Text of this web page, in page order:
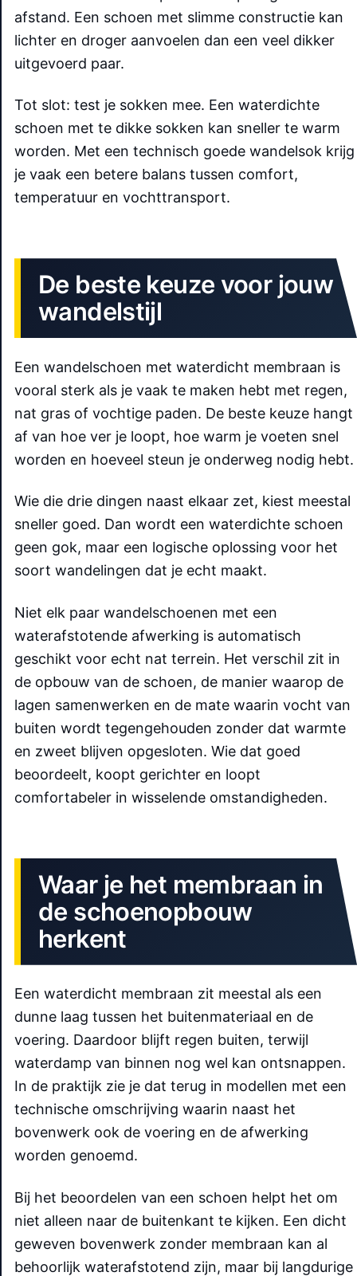
afstand. Een schoen met slimme constructie kan
lichter en droger aanvoelen dan een veel dikker
uitgevoerd paar.
Tot slot: test je sokken mee. Een waterdichte
schoen met te dikke sokken kan sneller te warm
worden. Met een technisch goede wandelsok krijg
je vaak een betere balans tussen comfort,
temperatuur en vochttransport.
De beste keuze voor jouw
wandelstijl
Een wandelschoen met waterdicht membraan is
vooral sterk als je vaak te maken hebt met regen,
nat gras of vochtige paden. De beste keuze hangt
af van hoe ver je loopt, hoe warm je voeten snel
worden en hoeveel steun je onderweg nodig hebt.
Wie die drie dingen naast elkaar zet, kiest meestal
sneller goed. Dan wordt een waterdichte schoen
geen gok, maar een logische oplossing voor het
soort wandelingen dat je echt maakt.
Niet elk paar wandelschoenen met een
waterafstotende afwerking is automatisch
geschikt voor echt nat terrein. Het verschil zit in
de opbouw van de schoen, de manier waarop de
lagen samenwerken en de mate waarin vocht van
buiten wordt tegengehouden zonder dat warmte
en zweet blijven opgesloten. Wie dat goed
beoordeelt, koopt gerichter en loopt
comfortabeler in wisselende omstandigheden.
Waar je het membraan in
de schoenopbouw
herkent
Een waterdicht membraan zit meestal als een
dunne laag tussen het buitenmateriaal en de
voering. Daardoor blijft regen buiten, terwijl
waterdamp van binnen nog wel kan ontsnappen.
In de praktijk zie je dat terug in modellen met een
technische omschrijving waarin naast het
bovenwerk ook de voering en de afwerking
worden genoemd.
Bij het beoordelen van een schoen helpt het om
niet alleen naar de buitenkant te kijken. Een dicht
geweven bovenwerk zonder membraan kan al
behoorlijk waterafstotend zijn, maar bij langdurige